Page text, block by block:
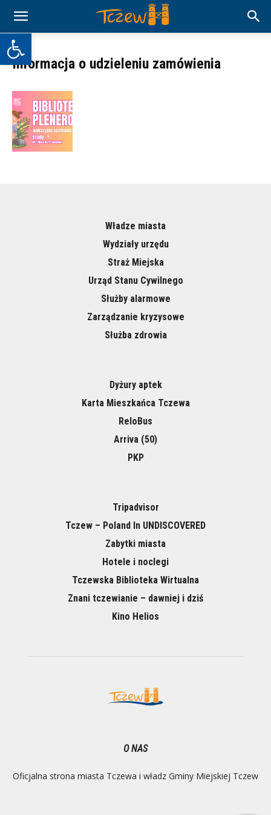
Otwórz pasek narzędzi
Informacja o udzieleniu zamówienia
Władze miasta
Wydziały urzędu
Straż Miejska
Urząd Stanu Cywilnego
Służby alarmowe
Zarządzanie kryzysowe
Służba zdrowia
Dyżury aptek
Karta Mieszkańca Tczewa
ReloBus
Arriva (50)
PKP
Tripadvisor
Tczew – Poland In UNDISCOVERED
Zabytki miasta
Hotele i noclegi
Tczewska Biblioteka Wirtualna
Znani tczewianie – dawniej i dziś
Kino Helios
O NAS
Oficjalna strona miasta Tczewa i władz Gminy Miejskiej Tczew